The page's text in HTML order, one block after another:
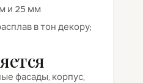
и 25 мм
в тон декору;
фасады, корпус,